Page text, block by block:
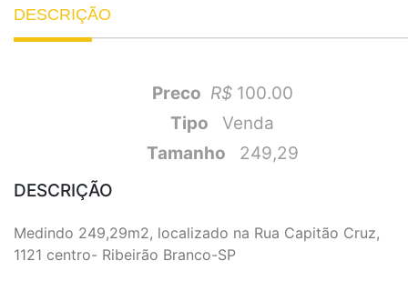
DESCRIÇÃO
Preco R$100.00
Tipo Venda
Tamanho 249,29
DESCRIÇÃO
Medindo 249,29m2, localizado na Rua Capitão Cruz,
1121 centro- Ribeirão Branco-SP